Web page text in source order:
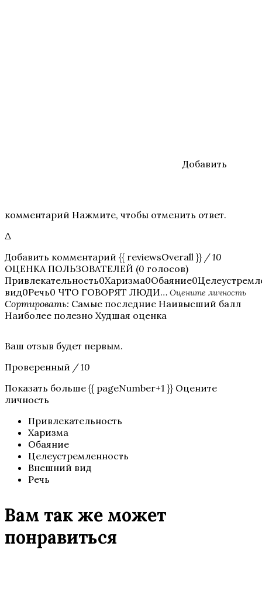
Добавить
комментарий Нажмите, чтобы отменить ответ.
Δ
Добавить комментарий {{ reviewsOverall }} / 10
ОЦЕНКА ПОЛЬЗОВАТЕЛЕЙ (0 голосов)
вид0Речь0 ЧТО ГОВОРЯТ ЛЮДИ… Оцените личность
Сортировать: Самые последние Наивысший балл
Наиболее полезно Худшая оценка
Ваш отзыв будет первым.
Проверенный / 10
Показать больше {{ pageNumber+1 }} Оцените
личность
Привлекательность
Харизма
Обаяние
Целеустремленность
Внешний вид
Речь
Вам так же может
понравиться